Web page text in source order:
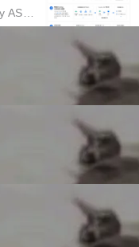
圈
、无
团队
上发
ASR
的
通过
吴语
fixe
加
如 Co